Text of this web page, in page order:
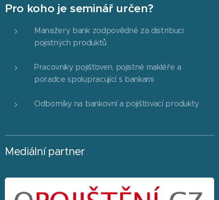
Pro koho je seminář určen?
Manažery bank zodpovědné za distribuci
pojistných produktů
Pracovníky pojišťoven, pojistné makléře a
poradce spolupracující s bankami
Odborníky na bankovní a pojišťovací produkty
Mediální partner